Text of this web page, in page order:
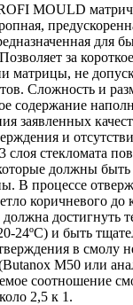
MOULD
для
за
матрицы, не
Сложность и
содержание
заявленных
и
слоя стекломата
которые должны
В процессе
коричневого до
достигнуть
24ºС) и быть
в смолу
M50 или
соотношение
2,5 к 1.